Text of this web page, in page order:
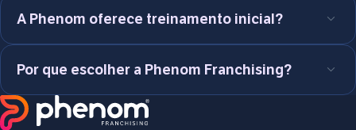
A Phenom oferece treinamento inicial?
Por que escolher a Phenom Franchising?